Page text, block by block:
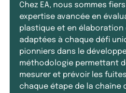
Chez EA, nous sommes
expertise avancée en
plastique et en élaboration
adaptées à chaque défi
pionniers dans le
méthodologie permettant
mesurer et prévoir les
chaque étape de la chaîne